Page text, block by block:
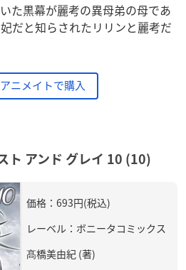
た黒幕が麗考の異母弟の母であ
だと知らされたリリンと麗考だ
アニメイトで購入
ト アンド グレイ 10 (10)
価格：693円(税込)
レーベル：ボニータコミックス
髙橋美由紀 (著)